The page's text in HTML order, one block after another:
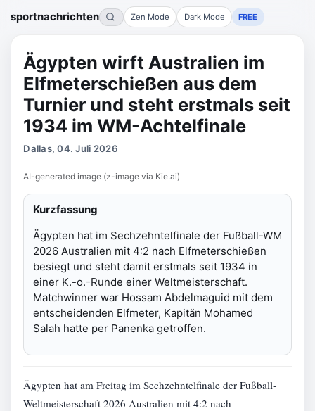
sportnachrichten Zen Mode Dark Mode FREE
Ägypten wirft Australien im
Elfmeterschießen aus dem
Turnier und steht erstmals seit
1934 im WM-Achtelfinale
Dallas, 04. Juli 2026
AI-generated image (z-image via Kie.ai)
Kurzfassung
Ägypten hat im Sechzehntelfinale der Fußball-WM
2026 Australien mit 4:2 nach Elfmeterschießen
besiegt und steht damit erstmals seit 1934 in
einer K.-o.-Runde einer Weltmeisterschaft.
Matchwinner war Hossam Abdelmaguid mit dem
entscheidenden Elfmeter, Kapitän Mohamed
Salah hatte per Panenka getroffen.
Ägypten hat am Freitag im Sechzehntelfinale der Fußball-
Weltmeisterschaft 2026 Australien mit 4:2 nach